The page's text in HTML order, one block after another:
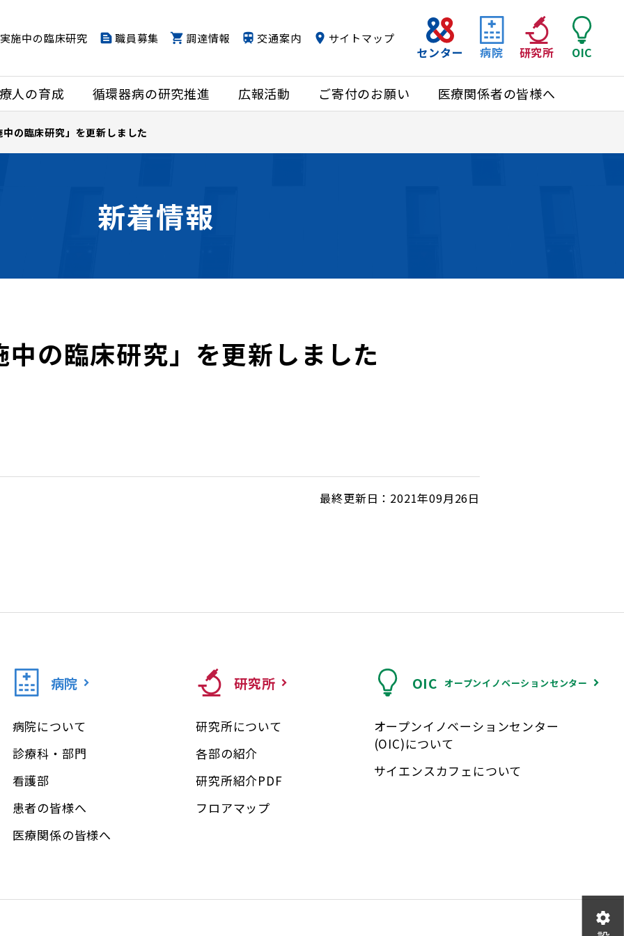
人の育成 循環器病の研究推進 広報活動 ご寄付のお願い 医療関係者の皆様へ
センター 病院 研究所 OIC
実施中の臨床研究 職員募集 調達情報 交通案内 サイトマップ
中の臨床研究」を更新しました
新着情報
中の臨床研究」を更新しました
最終更新日：2021年09月26日
病院
病院について
診療科・部門
看護部
患者の皆様へ
医療関係の皆様へ
研究所
研究所について
各部の紹介
研究所紹介PDF
フロアマップ
OIC オープンイノベーションセンター
オープンイノベーションセンター
(OIC)について
サイエンスカフェについて